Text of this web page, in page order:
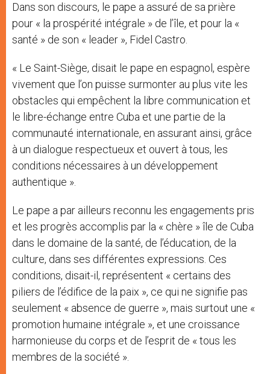
Dans son discours, le pape a assuré de sa prière
pour « la prospérité intégrale » de l’île, et pour la «
santé » de son « leader », Fidel Castro.
« Le Saint-Siège, disait le pape en espagnol, espère
vivement que l’on puisse surmonter au plus vite les
obstacles qui empêchent la libre communication et
le libre-échange entre Cuba et une partie de la
communauté internationale, en assurant ainsi, grâce
à un dialogue respectueux et ouvert à tous, les
conditions nécessaires à un développement
authentique ».
Le pape a par ailleurs reconnu les engagements pris
et les progrès accomplis par la « chère » île de Cuba
dans le domaine de la santé, de l’éducation, de la
culture, dans ses différentes expressions. Ces
conditions, disait-il, représentent « certains des
piliers de l’édifice de la paix », ce qui ne signifie pas
seulement « absence de guerre », mais surtout une «
promotion humaine intégrale », et une croissance
harmonieuse du corps et de l’esprit de « tous les
membres de la société ».